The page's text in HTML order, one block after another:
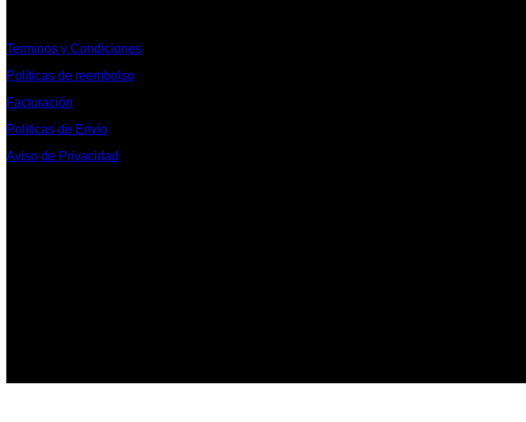
Terminos y Condiciones
Políticas de reembolso
Facturación
Políticas de Envío
Aviso de Privacidad